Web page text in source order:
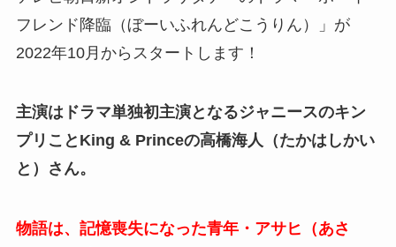
フレンド降臨（ぼーいふれんどこうりん）」が
2022年10月からスタートします！
主演はドラマ単独初主演となるジャニースのキン
プリことKing & Princeの高橋海人（たかはしかい
と）さん。
物語は、記憶喪失になった青年・アサヒ（あさ